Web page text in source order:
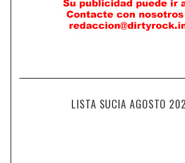
LISTA SUCIA AGOSTO